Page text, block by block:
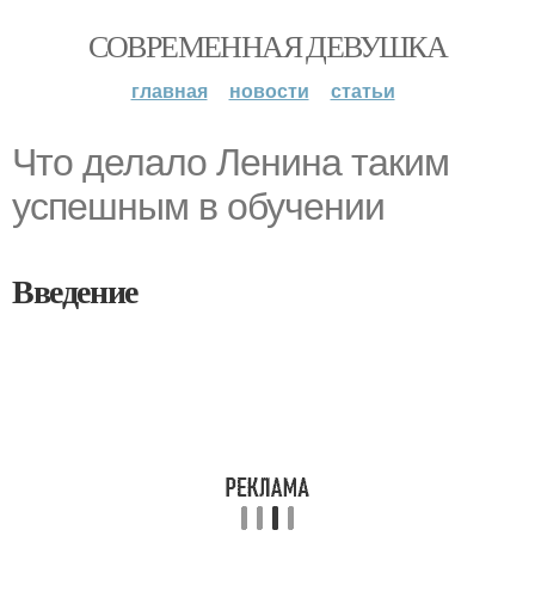
СОВРЕМЕННАЯ ДЕВУШКА
главная новости статьи
Что делало Ленина таким
успешным в обучении
Введение